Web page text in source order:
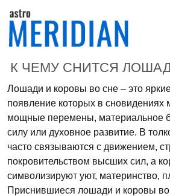
К ЧЕМУ СНИТСЯ
Лошади и коровы во сне – это
появление которых в сновидениях
мощные перемены, материальное
силу или духовное развитие. В
часто связываются с движением,
покровительством высших сил, а
символизируют уют, материнство,
Приснившиеся лошади и коровы во